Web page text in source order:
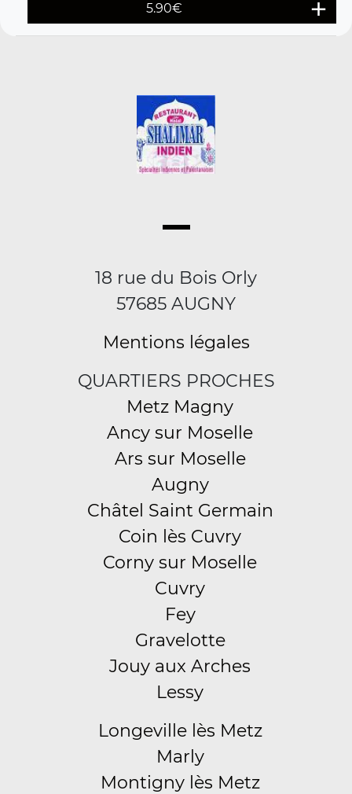
5.90€
18 rue du Bois Orly
57685 AUGNY
Mentions légales
QUARTIERS PROCHES
Metz Magny
Ancy sur Moselle
Ars sur Moselle
Augny
Châtel Saint Germain
Coin lès Cuvry
Corny sur Moselle
Cuvry
Fey
Gravelotte
Jouy aux Arches
Lessy
Longeville lès Metz
Marly
Montigny lès Metz